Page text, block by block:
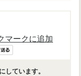
しています。